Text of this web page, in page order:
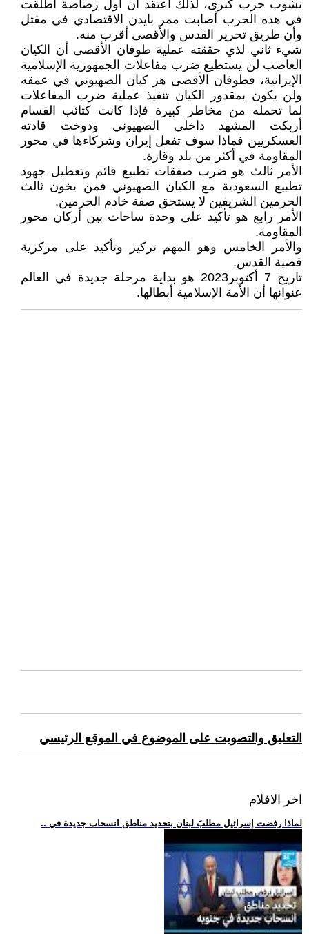
نشوب حرب كبرى، لذلك أعتقد أن أول رصاصة أطلقت
في هذه الحرب أصابت ممر بايدن الاقتصادي في مقتل
وأن طريق تحرير القدس والأقصى أقرب منه.
شيء ثاني لذي حققته عملية طوفان الأقصى أن الكيان
الغاصب لن يستطيع ضرب مفاعلات الجمهورية الإسلامية
الإيرانية، فطوفان الأقصى هز كيان الصهيوني في عمقه
ولن يكون بمقدور الكيان تنفيذ عملية ضرب المفاعلات
لما تحمله من مخاطر كبيرة فإذا كانت كتائب القسام
أربكت المشهد داخلي الصهيوني ودوخت قادته
العسكريين فماذا سوف تفعل إيران وشركاءها في محور
المقاومة في أكثر من بلد وقارة.
الأمر ثالث هو ضرب صفقات تطبيع قائم وتعطيل جهود
تطبيع السعودية مع الكيان الصهيوني فمن يخون ثالث
الحرمين الشريفين لا يستحق صفة خادم الحرمين.
الأمر رابع هو تأكيد على وحدة ساحات بين أركان محور
المقاومة.
والأمر الخامس وهو المهم تركيز وتأكيد على مركزية
قضية القدس.
تاريخ 7 أكتوبر2023 هو بداية مرحلة جديدة في العالم
عنوانها أن الأمة الإسلامية أبطالها.
التعليق والتصويت على الموضوع في الموقع الرئيسي
اخر الافلام
.. لماذا رفضت إسرائيل مطلبَ لبنان بتحديد مناطق انسحاب جديدة في